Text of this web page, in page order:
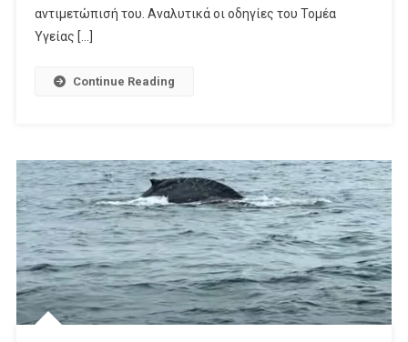
αντιμετώπισή του. Αναλυτικά οι οδηγίες του Τομέα
Υγείας […]
Continue Reading